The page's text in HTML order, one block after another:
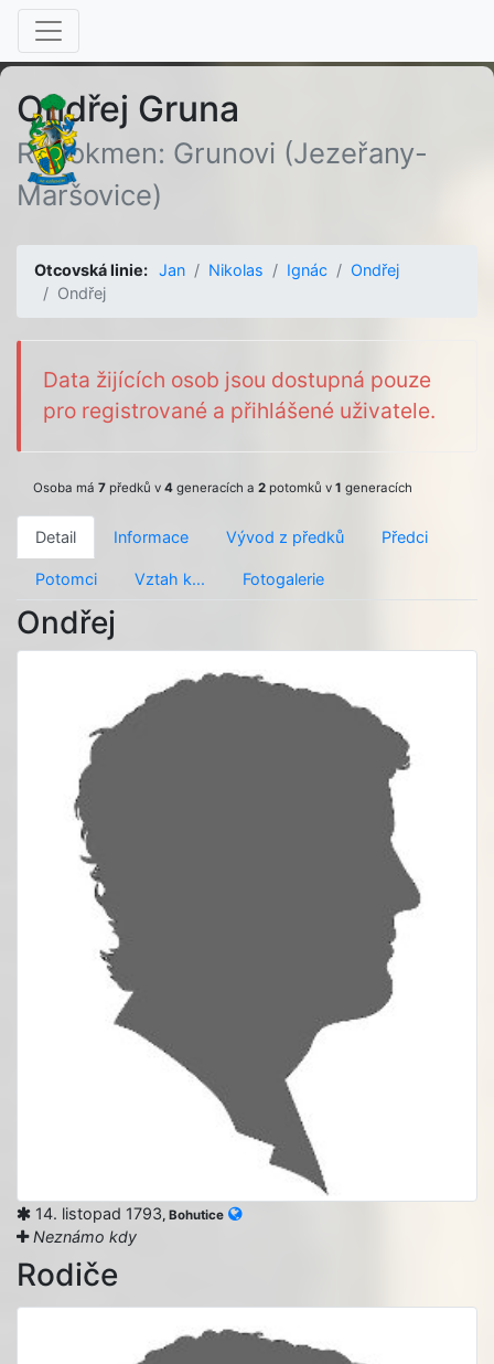
Ondřej Gruna
Rodokmen: Grunovi (Jezeřany-
Maršovice)
Otcovská linie: Jan Nikolas Ignác
Ondřej
Ondřej
Data žijících osob jsou dostupná pouze
pro registrované a přihlášené uživatele.
Osoba má 7 předků v 4 generacích a 2 potomků v 1 generacích
Detail Informace Vývod z předků Předci
Potomci Vztah k... Fotogalerie
Ondřej
14. listopad 1793 , Bohutice
Neznámo kdy
Rodiče